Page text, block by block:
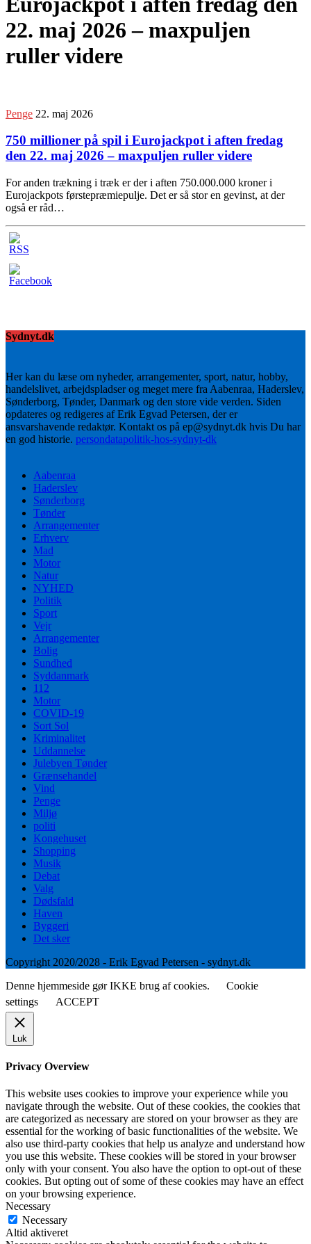
22. maj 2026 – maxpuljen
ruller videre
Penge 22. maj 2026
750 millioner på spil i Eurojackpot i aften fredag
den 22. maj 2026 – maxpuljen ruller videre
For anden trækning i træk er der i aften 750.000.000 kroner i
Eurojackpots førstepræmiepulje. Det er så stor en gevinst, at der
også er råd…
Sydnyt.dk
Her kan du læse om nyheder, arrangementer, sport, natur, hobby,
handelslivet, arbejdspladser og meget mere fra Aabenraa, Haderslev,
Sønderborg, Tønder, Danmark og den store vide verden. Siden
opdateres og redigeres af Erik Egvad Petersen, der er
ansvarshavende redaktør. Kontakt os på ep@sydnyt.dk hvis Du har
en god historie. persondatapolitik-hos-sydnyt-dk
Aabenraa
Haderslev
Sønderborg
Tønder
Arrangementer
Erhverv
Mad
Motor
Natur
NYHED
Politik
Sport
Vejr
Arrangementer
Bolig
Sundhed
Syddanmark
112
Motor
COVID-19
Sort Sol
Kriminalitet
Uddannelse
Julebyen Tønder
Grænsehandel
Vind
Penge
Miljø
politi
Kongehuset
Shopping
Musik
Debat
Valg
Dødsfald
Haven
Byggeri
Det sker
Copyright 2020/2028 - Erik Egvad Petersen - sydnyt.dk
Denne hjemmeside gør IKKE brug af cookies.
Cookie
settings
ACCEPT
Luk
Privacy Overview
This website uses cookies to improve your experience while you
navigate through the website. Out of these cookies, the cookies that
are categorized as necessary are stored on your browser as they are
essential for the working of basic functionalities of the website. We
also use third-party cookies that help us analyze and understand how
you use this website. These cookies will be stored in your browser
only with your consent. You also have the option to opt-out of these
cookies. But opting out of some of these cookies may have an effect
on your browsing experience.
Necessary
Necessary
Altid aktiveret